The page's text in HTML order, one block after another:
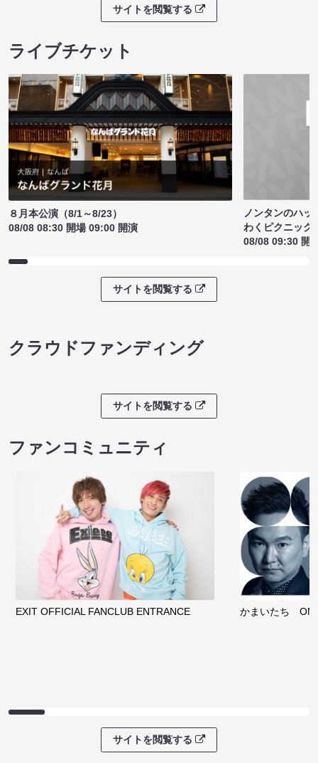
サイトを閲覧する
ライブチケット
８月本公演（8/1～8/23）
08/08 08:30 開場 09:00 開演
ノンタンのハッ
わくピクニック
08/08 09:30 開
サイトを閲覧する
クラウドファンディング
サイトを閲覧する
ファンコミュニティ
EXIT OFFICIAL FANCLUB ENTRANCE かまいたち
サイトを閲覧する